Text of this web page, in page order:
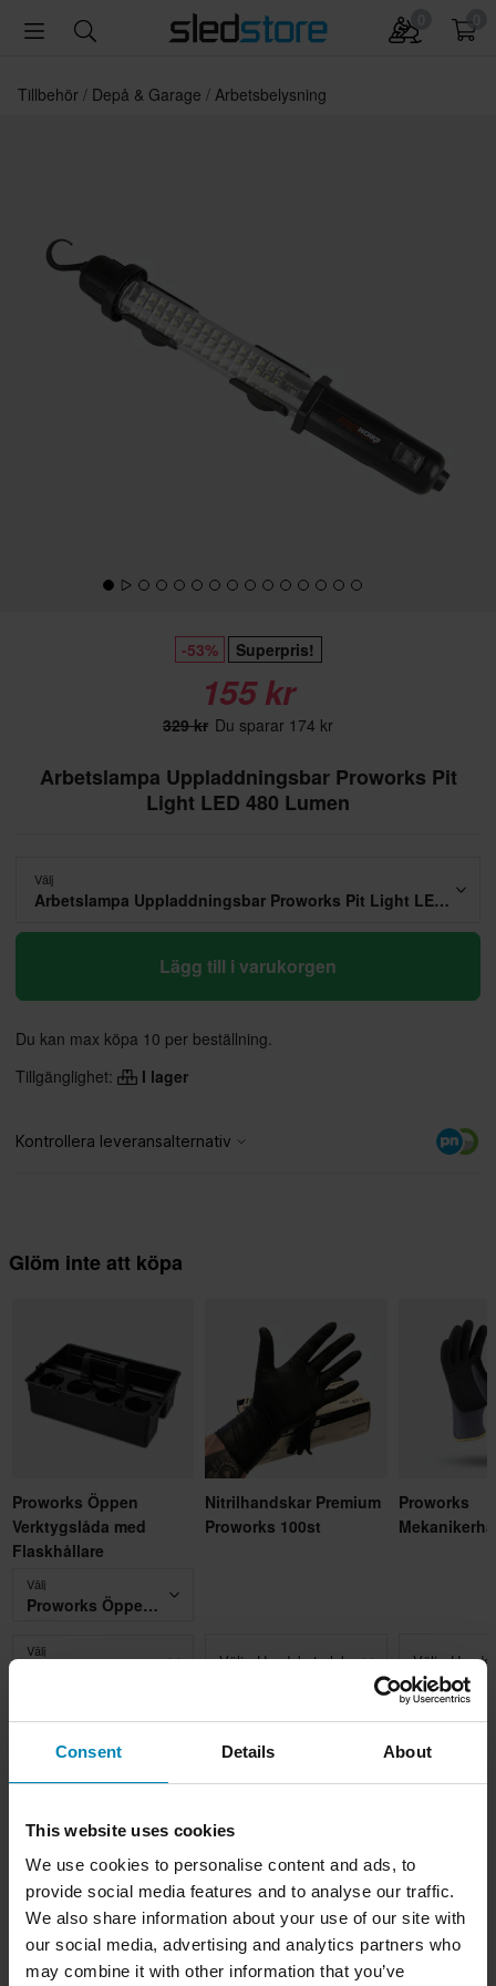
Consent Details About
This website uses cookies
We use cookies to personalise content and ads, to
provide social media features and to analyse our traffic.
We also share information about your use of our site with
our social media, advertising and analytics partners who
may combine it with other information that you’ve
Tillbehör Depå & Garage Arbetsbelysning
-53% Superpris!
155 kr
329 kr Du sparar 174 kr
Arbetslampa Uppladdningsbar Proworks Pit
Light LED 480 Lumen
Välj
Arbetslampa Uppladdningsbar Proworks Pit Light LED 480 Lumen
Lägg till i varukorgen
Du kan max köpa 10 per beställning.
Tillgänglighet:
I lager
Glöm inte att köpa
Proworks Öppen
Verktygslåda med
Flaskhållare
Välj
Proworks Öppen Verktygslåda
Välj
varukorgen
Nitrilhandskar Premium
Proworks 100st
Välj - Handskstorlek
varukorgen
Proworks
Välj -
15 kr
Produktbeskrivning
Nyckeln till problemfritt mekande är bra belysning!
Produktspecifikationer